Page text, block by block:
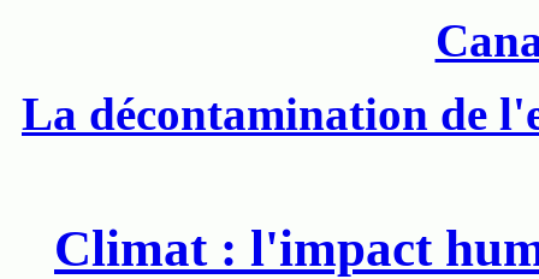
La décontamination de
Climat : l'impact